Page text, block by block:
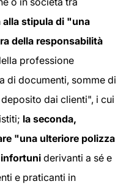
alla stipula di "una
della responsabilità
professione
di documenti, somme di
dai clienti", i cui
la seconda,
"una ulteriore polizza
derivanti a sé e
e praticanti in